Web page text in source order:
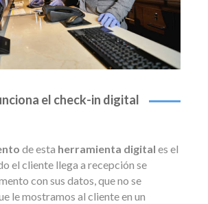
el check-in digital
de esta herramienta digital es el
el cliente llega a recepción se
con sus datos, que no se
le mostramos al cliente en un